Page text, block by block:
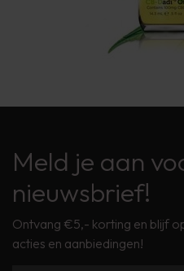
Meld je aan
nieuwsbrief!
Ontvang €5,- korting en blijf
acties en aanbiedingen!